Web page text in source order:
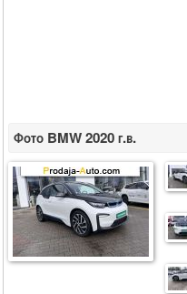
Фото BMW 2020 г.в.